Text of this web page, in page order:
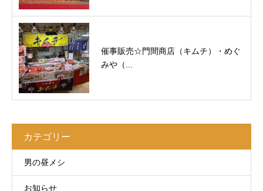
催事販売☆門間商店（キムチ）・めぐ
みや（...
カテゴリー
男の昼メシ
お知らせ